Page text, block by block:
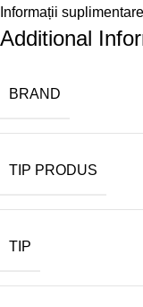
Informații suplimentare
Additional
BRAND
TIP PRODUS
TIP